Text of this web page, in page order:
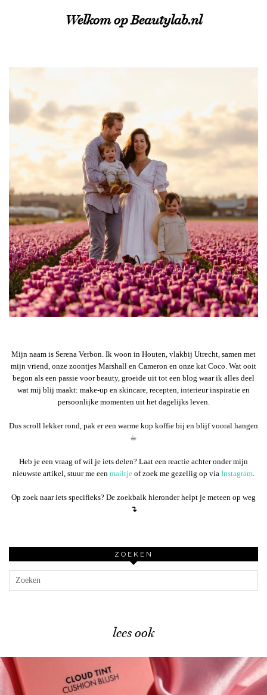
Welkom op Beautylab.nl
Mijn naam is Serena Verbon. Ik woon in Houten, vlakbij Utrecht, samen met
mijn vriend, onze zoontjes Marshall en Cameron en onze kat Coco. Wat ooit
begon als een passie voor beauty, groeide uit tot een blog waar ik alles deel
wat mij blij maakt: make-up en skincare, recepten, interieur inspiratie en
persoonlijke momenten uit het dagelijks leven.
Dus scroll lekker rond, pak er een warme kop koffie bij en blijf vooral hangen
☕︎
Heb je een vraag of wil je iets delen? Laat een reactie achter onder mijn
nieuwste artikel, stuur me een mailtje of zoek me gezellig op via Instagram.
Op zoek naar iets specifieks? De zoekbalk hieronder helpt je meteen op weg
↴
ZOEKEN
lees ook